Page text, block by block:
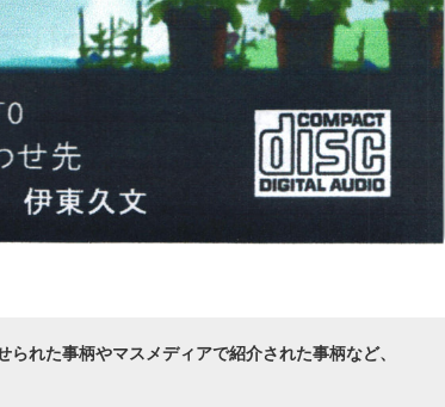
れた事柄やマスメディアで紹介された事柄など、